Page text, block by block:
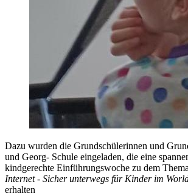
Dazu wurden die Grundschülerinnen und
und Georg- Schule eingeladen, die eine
kindgerechte Einführungswoche zu dem
Internet - Sicher unterwegs für Kinder im
erhalten